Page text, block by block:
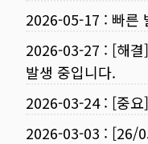
2026-05-17 : 빠른
2026-03-27 : [해
발생 중입니다.
2026-03-24: [중
2026-03-03 : [26/